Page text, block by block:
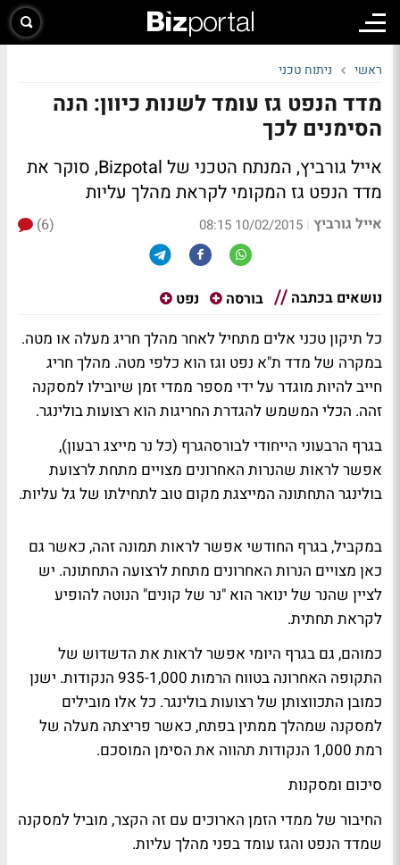
ראשי ניתוח טכני
מדד הנפט גז עומד לשנות כיוון: הנה
הסימנים לכך
אייל גורביץ, המנתח הטכני של Bizpotal, סוקר את
מדד הנפט גז המקומי לקראת מהלך עליות
אייל גורביץ |
10/02/2015 08:15
(6)
נושאים בכתבה בורסה נפט
כל תיקון טכני אלים מתחיל לאחר מהלך חריג מעלה או מטה.
במקרה של מדד ת"א נפט וגז הוא כלפי מטה. מהלך חריג
חייב להיות מוגדר על ידי מספר ממדי זמן שיובילו למסקנה
זהה. הכלי המשמש להגדרת החריגות הוא רצועות בולינגר.
בגרף הרבעוני הייחודי לבורסהגרף (כל נר מייצג רבעון),
אפשר לראות שהנרות האחרונים מצויים מתחת לרצועת
בולינגר התחתונה המייצגת מקום טוב לתחילתו של גל עליות.
במקביל, בגרף החודשי אפשר לראות תמונה זהה, כאשר גם
כאן מצויים הנרות האחרונים מתחת לרצועה התחתונה. יש
לציין שהנר של ינואר הוא "נר של קונים" הנוטה להופיע
לקראת תחתית.
כמוהם, גם בגרף היומי אפשר לראות את הדשדוש של
התקופה האחרונה בטווח הרמות 935-1,000 הנקודות. ישנן
כמובן התכווצותן של רצועות בולינגר. כל אלו מובילים
למסקנה שמהלך ממתין בפתח, כאשר פריצתה מעלה של
רמת 1,000 הנקודות תהווה את הסימן המוסכם.
סיכום ומסקנות
החיבור של ממדי הזמן הארוכים עם זה הקצר, מוביל למסקנה
שמדד הנפט והגז עומד בפני מהלך עליות.